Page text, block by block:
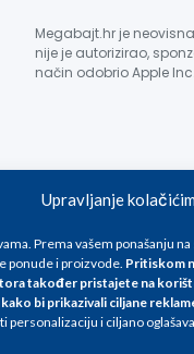
Upravljanje
Prema vašem ponašanju
ponude i proizvode. Pritiskom
također pristajete na
bi prikazivali ciljane
personalizaciju i ciljano
Megabajt.hr je
nije je autorizirao,
način odobrio Apple Inc.
karaktera i podložne
za kupovinu putem
tome, ne možemo
prilikom štampanja te